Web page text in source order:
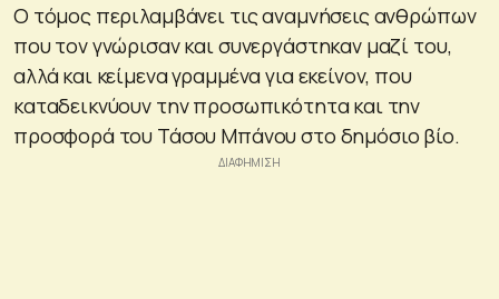
Ο τόμος περιλαμβάνει τις αναμνήσεις ανθρώπων
που τον γνώρισαν και συνεργάστηκαν μαζί του,
αλλά και κείμενα γραμμένα για εκείνον, που
καταδεικνύουν την προσωπικότητα και την
προσφορά του Τάσου Μπάνου στο δημόσιο βίο.